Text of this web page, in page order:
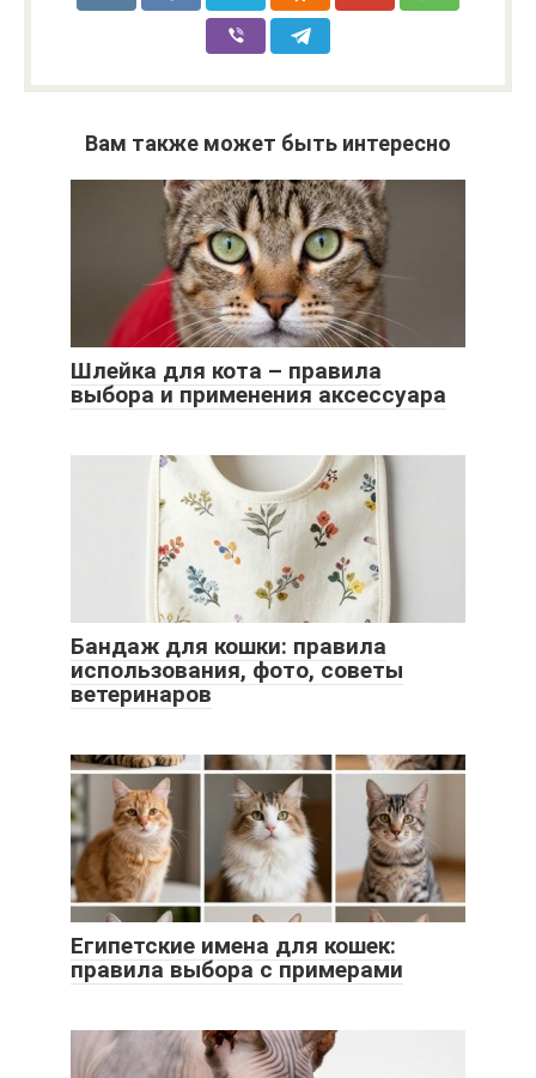
Вам также может быть интересно
Шлейка для кота – правила
выбора и применения аксессуара
Бандаж для кошки: правила
использования, фото, советы
ветеринаров
Египетские имена для кошек:
правила выбора с примерами